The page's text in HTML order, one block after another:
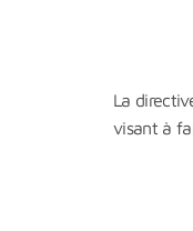
La
visant à